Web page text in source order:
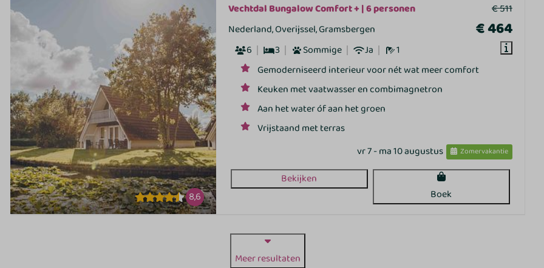
8,6
€ 511
€ 464
Vechtdal Bungalow Comfort + | 6 personen
Nederland, Overijssel, Gramsbergen
6
3 Sommige Ja
1
Gemoderniseerd interieur voor nét wat meer comfort
Keuken met vaatwasser en combimagnetron
Aan het water óf aan het groen
Vrijstaand met terras
vr 7 - ma 10 augustus
Zomervakantie
Bekijken
Boek
Meer resultaten